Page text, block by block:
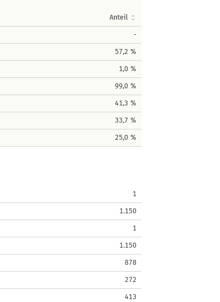
Anteil
-
57,2 %
1,0 %
99,0 %
41,3 %
33,7 %
25,0 %
1
1.150
1
1.150
878
272
413